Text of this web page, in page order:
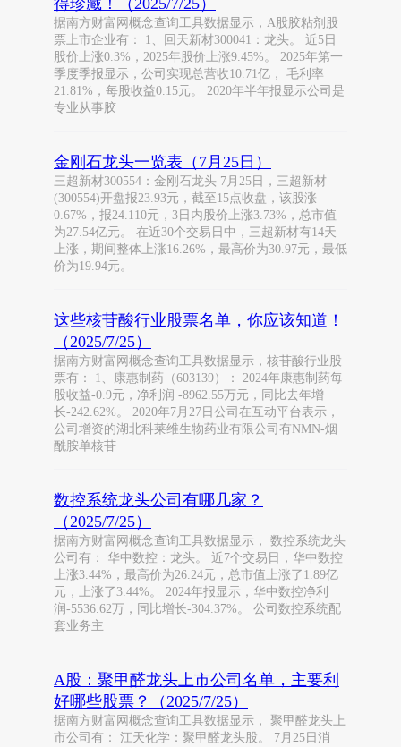
得珍藏！（2025/7/25）
据南方财富网概念查询工具数据显示，A股胶粘剂股
票上市企业有： 1、回天新材300041：龙头。 近5日
股价上涨0.3%，2025年股价上涨9.45%。 2025年第一
季度季报显示，公司实现总营收10.71亿， 毛利率
21.81%，每股收益0.15元。 2020年半年报显示公司是
专业从事胶
金刚石龙头一览表（7月25日）
三超新材300554：金刚石龙头 7月25日，三超新材
(300554)开盘报23.93元，截至15点收盘，该股涨
0.67%，报24.110元，3日内股价上涨3.73%，总市值
为27.54亿元。 在近30个交易日中，三超新材有14天
上涨，期间整体上涨16.26%，最高价为30.97元，最低
价为19.94元。
这些核苷酸行业股票名单，你应该知道！
（2025/7/25）
据南方财富网概念查询工具数据显示，核苷酸行业股
票有： 1、康惠制药（603139）： 2024年康惠制药每
股收益-0.9元，净利润 -8962.55万元，同比去年增
长-242.62%。 2020年7月27日公司在互动平台表示，
公司增资的湖北科莱维生物药业有限公司有NMN-烟
酰胺单核苷
数控系统龙头公司有哪几家？
（2025/7/25）
据南方财富网概念查询工具数据显示， 数控系统龙头
公司有： 华中数控：龙头。 近7个交易日，华中数控
上涨3.44%，最高价为26.24元，总市值上涨了1.89亿
元，上涨了3.44%。 2024年报显示，华中数控净利
润-5536.62万，同比增长-304.37%。 公司数控系统配
套业务主
A股：聚甲醛龙头上市公司名单，主要利
好哪些股票？（2025/7/25）
据南方财富网概念查询工具数据显示， 聚甲醛龙头上
市公司有： 江天化学：聚甲醛龙头股。 7月25日消